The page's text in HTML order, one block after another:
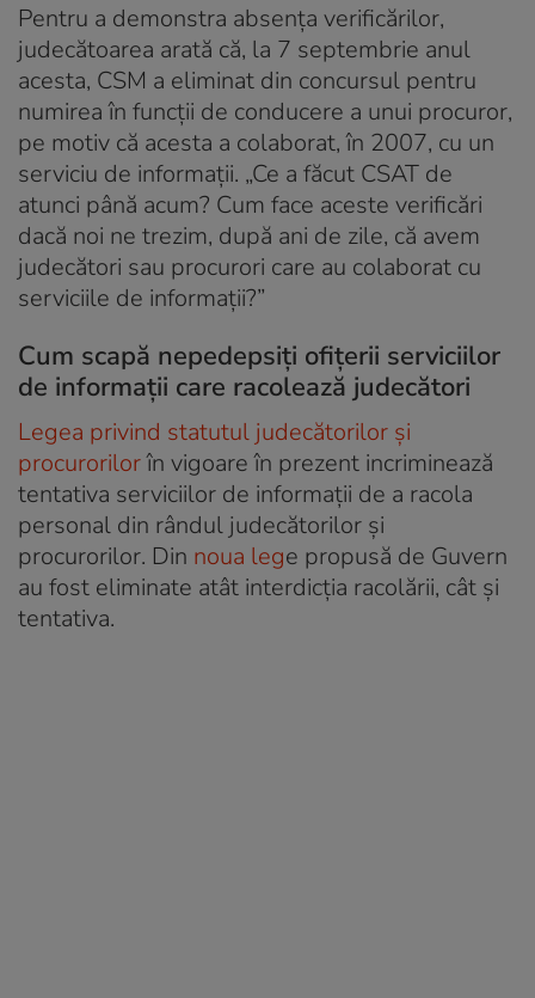
Pentru a demonstra absenţa verificărilor,
judecătoarea arată că, la 7 septembrie anul
acesta, CSM a eliminat din concursul pentru
numirea în funcţii de conducere a unui procuror,
pe motiv că acesta a colaborat, în 2007, cu un
serviciu de informaţii. „Ce a făcut CSAT de
atunci până acum? Cum face aceste verificări
dacă noi ne trezim, după ani de zile, că avem
judecători sau procurori care au colaborat cu
serviciile de informaţii?”
Cum scapă nepedepsiţi ofiţerii serviciilor
de informaţii care racolează judecători
Legea privind statutul judecătorilor şi
procurorilorîn vigoare în prezent incriminează
tentativa serviciilor de informaţii de a racola
personal din rândul judecătorilor şi
procurorilor. Din noua lege propusă de Guvern
au fost eliminate atât interdicţia racolării, cât şi
tentativa.